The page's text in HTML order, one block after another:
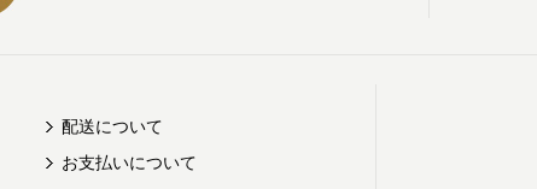
配送について
お支払いについて